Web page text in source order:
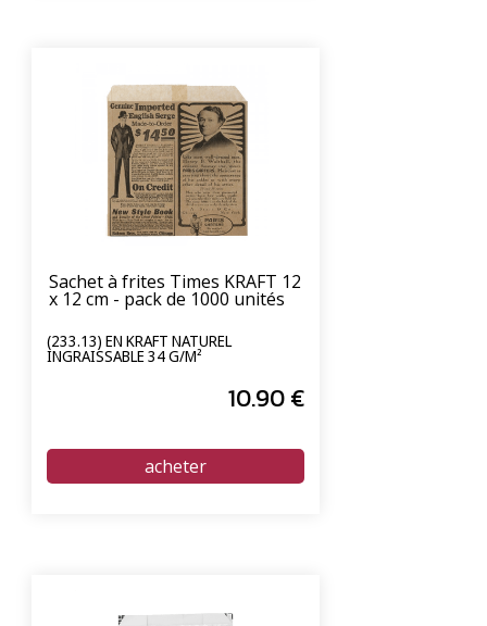
Sachet à frites Times KRAFT 12
x 12 cm - pack de 1000 unités
(233.13) EN KRAFT NATUREL
INGRAISSABLE 34 G/M²
10.90€